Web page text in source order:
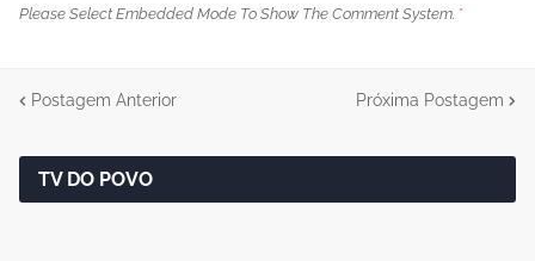
Please Select Embedded Mode To Show The Comment System. *
Postagem Anterior Próxima Postagem
TV DO POVO